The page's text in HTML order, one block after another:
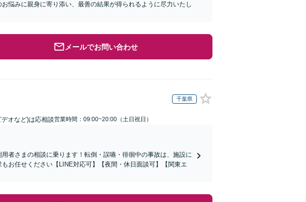
悩みに親身に寄り添い、最善の結果が得られるように尽力いたし
メールでお問い合わせ
千葉県
オなど)は応相談営業時間：09:00~20:00（土日祝日）
者さまの相談に乗ります！転倒・誤嚥・徘徊中の事故は、施設に
お任せください【LINE対応可】【夜間・休日面談可】【関東エ